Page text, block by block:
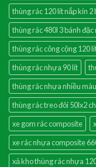
thùng rác 120 lít nắp kín 2
thùng rác 480l 3 bánh
thùng rác công cộng 120
thùng rác nhựa 90 lít
thùng rác nhựa nhiều
thùng rác treo đôi 50lx2
xe gom rác composite
xe rác nhựa composite
xả kho thùng rác nhựa